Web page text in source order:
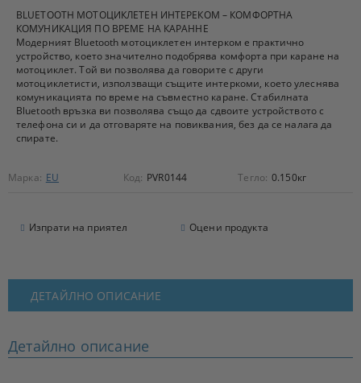
BLUETOOTH МОТОЦИКЛЕТЕН ИНТЕРЕКОМ – КОМФОРТНА
КОМУНИКАЦИЯ ПО ВРЕМЕ НА КАРАННЕ
Модерният Bluetooth мотоциклетен интерком е практично
устройство, което значително подобрява комфорта при каране на
мотоциклет. Той ви позволява да говорите с други
мотоциклетисти, използващи същите интеркоми, което улеснява
комуникацията по време на съвместно каране. Стабилната
Bluetooth връзка ви позволява също да сдвоите устройството с
телефона си и да отговаряте на повиквания, без да се налага да
спирате.
Марка: EU Код: PVR0144 Тегло: 0.150кг
Изпрати на приятел Оцени продукта
ДЕТАЙЛНО ОПИСАНИЕ
Детайлно описание